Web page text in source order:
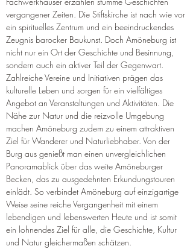
vergangener Zeiten. Die Stiftskirche ist nach wie vor
ein spirituelles Zentrum und ein beeindruckendes
Zeugnis barocker Baukunst. Doch Amöneburg ist
nicht nur ein Ort der Geschichte und Besinnung,
sondern auch ein aktiver Teil der Gegenwart.
Zahlreiche Vereine und Initiativen prägen das
kulturelle Leben und sorgen für ein vielfältiges
Angebot an Veranstaltungen und Aktivitäten. Die
Nähe zur Natur und die reizvolle Umgebung
machen Amöneburg zudem zu einem attraktiven
Ziel für Wanderer und Naturliebhaber. Von der
Burg aus genießt man einen unvergleichlichen
Panoramablick über das weite Amöneburger
Becken, das zu ausgedehnten Erkundungstouren
einlädt. So verbindet Amöneburg auf einzigartige
Weise seine reiche Vergangenheit mit einem
lebendigen und lebenswerten Heute und ist somit
ein lohnendes Ziel für alle, die Geschichte, Kultur
und Natur gleichermaßen schätzen.